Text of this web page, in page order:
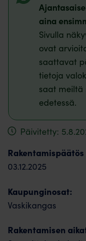
aina
Sivulla
ovat
saattavat
tietoja
saat meiltä
edetessä.
Päivitetty:
03.12.2025
Kaupunginosat:
Vaskikangas
Rakentamisen